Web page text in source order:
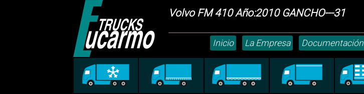
Volvo FM 410 Año:2010 GANCHO---31
Inicio La Empresa Documentación